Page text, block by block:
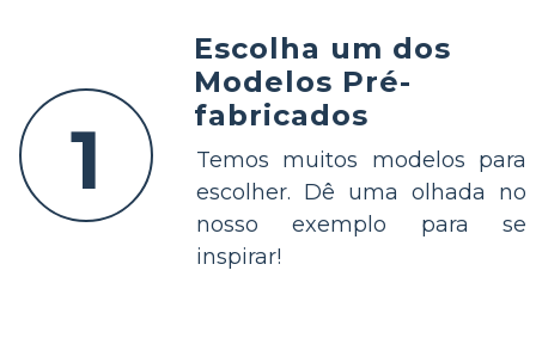
1
Escolha um dos
Modelos Pré-
fabricados
Temos muitos modelos para
escolher. Dê uma olhada no
nosso exemplo para se
inspirar!